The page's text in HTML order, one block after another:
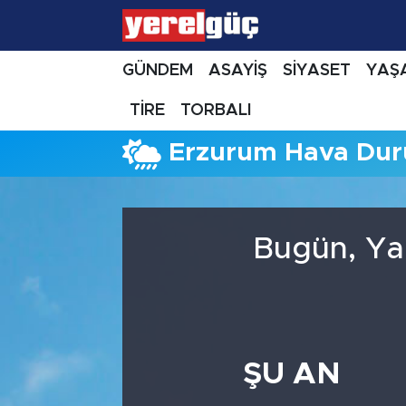
GÜNDEM ASAYİŞ SİYASET
TİRE TORBALI
Erzurum Hava
Bugün,
ŞU AN